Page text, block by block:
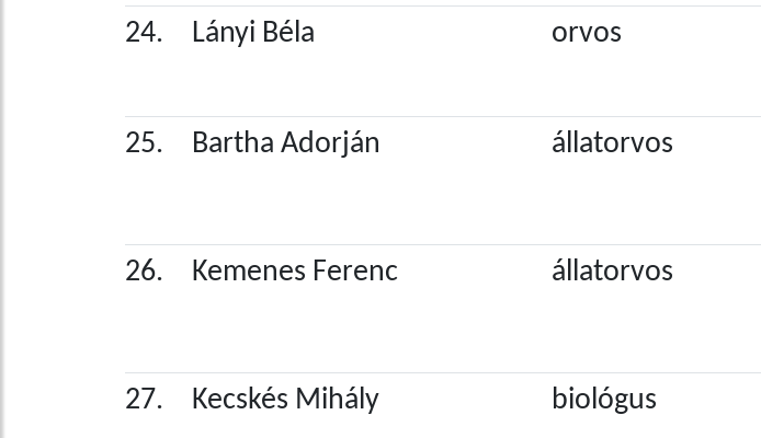
24. Lányi Béla orvos
25. Bartha Adorján állatorvos
26. Kemenes Ferenc állatorvos
27. Kecskés Mihály biológus